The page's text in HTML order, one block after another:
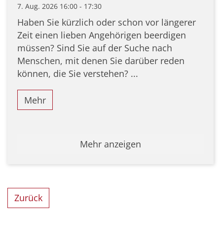
7. Aug. 2026 16:00 - 17:30
Haben Sie kürzlich oder schon vor längerer
Zeit einen lieben Angehörigen beerdigen
müssen? Sind Sie auf der Suche nach
Menschen, mit denen Sie darüber reden
können, die Sie verstehen? ...
Mehr
Mehr anzeigen
Zurück